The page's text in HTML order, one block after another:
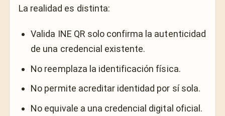
La realidad es distinta:
Valida INE QR solo confirma la autenticidad
de una credencial existente.
No reemplaza la identificación física.
No permite acreditar identidad por sí sola.
No equivale a una credencial digital oficial.